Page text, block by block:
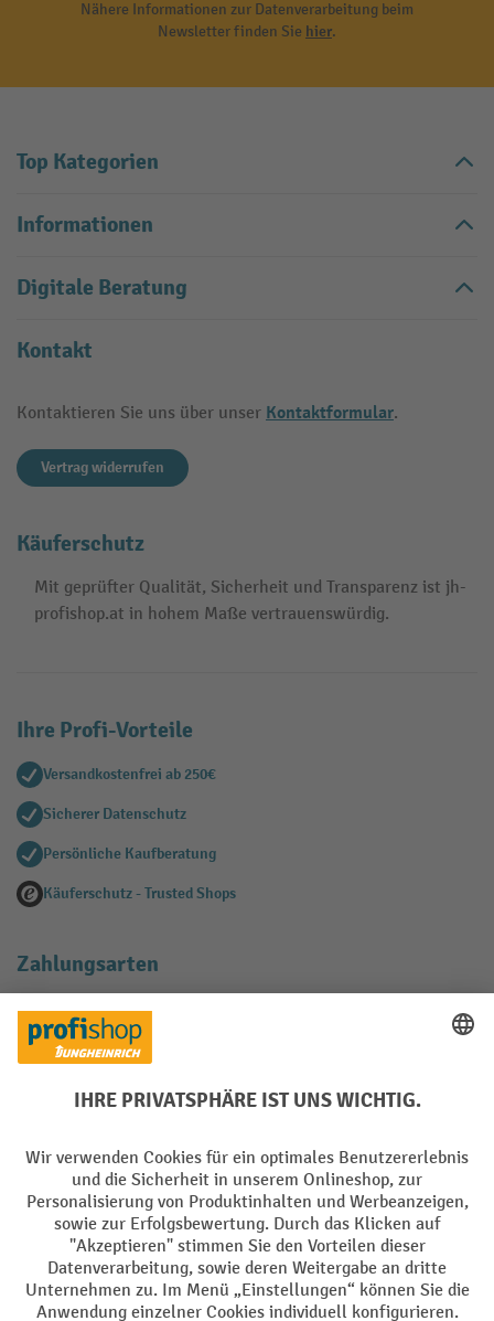
Nähere Informationen zur Datenverarbeitung beim
Newsletter finden Sie hier.
Top Kategorien
Informationen
Digitale Beratung
Kontakt
Kontaktieren Sie uns über unser Kontaktformular.
Vertrag widerrufen
Käuferschutz
Mit geprüfter Qualität, Sicherheit und Transparenz ist jh-
profishop.at in hohem Maße vertrauenswürdig.
Ihre Profi-Vorteile
Versandkostenfrei ab 250€
Sicherer Datenschutz
Persönliche Kaufberatung
Käuferschutz - Trusted Shops
Zahlungsarten
Creditcard (Master)
Facebook
YouTube
LinkedIn
Instagram
AGB Impressum Datenschutz